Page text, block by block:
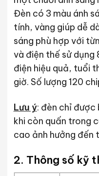
Đèn có 3 màu ánh
tính, vàng giúp dễ
sáng phù hợp với
và điện thế sử
điện hiệu quả, tuổi
giờ. Số lượng 120
Lưu ý: đèn chỉ
khi còn quấn trong
cao ảnh hưởng đến
2. Thông số kỹ